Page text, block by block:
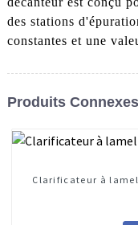
des stations
constantes et une
Produits Connexes
Clarificateur à